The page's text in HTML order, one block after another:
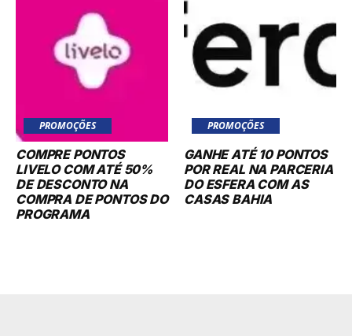
PROMOÇÕES
COMPRE PONTOS
LIVELO COM ATÉ 50%
DE DESCONTO NA
COMPRA DE PONTOS DO
PROGRAMA
PROMOÇÕES
GANHE ATÉ 10 PONTOS
POR REAL NA PARCERIA
DO ESFERA COM AS
CASAS BAHIA